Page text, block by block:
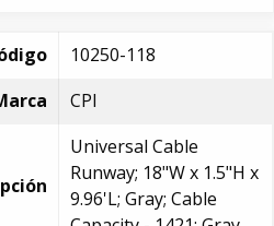
10250-118
CPI
Universal Cable
Runway; 18"W x 1.5"H x
9.96'L; Gray; Cable